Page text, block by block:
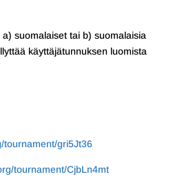
suomalaiset tai b) suomalaisia
käyttäjätunnuksen luomista
tournament/gri5Jt36
tournament/CjbLn4mt